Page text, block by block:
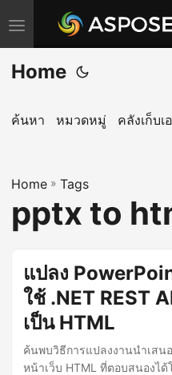
T
o
g
l
a
v
i
n
Home
ค้นหา หมวดหมู่ คลังเก็บ
Home » Tags
pptx to
แปลง
ใช้ .NET REST
เป็น HTML
ค้นพบวิธีการแปลงงานนำเสน
หน้าเว็บ HTML ที่ตอบสนองได้